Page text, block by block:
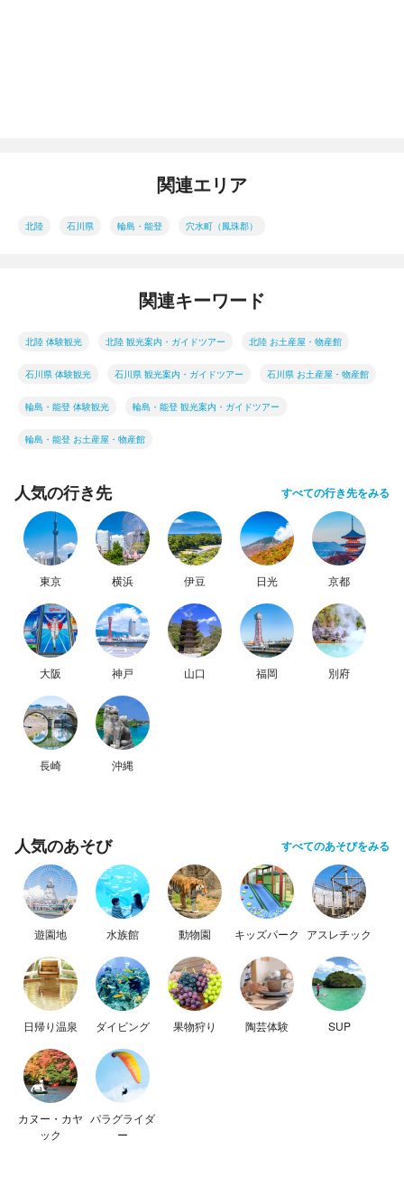
関連エリア
北陸 石川県 輪島・能登 穴水町（鳳珠郡）
関連キーワード
北陸 体験観光 北陸 観光案内・ガイドツアー 北陸 お土産屋・物産館
石川県 体験観光 石川県 観光案内・ガイドツアー 石川県 お土産屋・物産館
輪島・能登 体験観光 輪島・能登 観光案内・ガイドツアー
輪島・能登 お土産屋・物産館
人気の行き先 すべての行き先をみる
東京 横浜 伊豆 日光 京都
大阪 神戸 山口 福岡 別府
長崎 沖縄
人気のあそび すべてのあそびをみる
遊園地 水族館 動物園 キッズパーク アスレチック
日帰り温泉 ダイビング 果物狩り 陶芸体験 SUP
カヌー・カヤ
ック
パラグライダ
ー